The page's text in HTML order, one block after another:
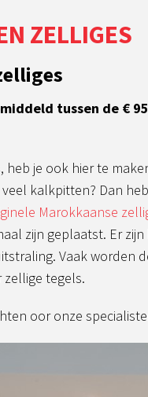
ZELLIGES
tussen de €
heb je ook hier te
kalkpitten? Dan
Marokkaanse
zijn geplaatst. Er
Vaak worden
tegels.
oor onze